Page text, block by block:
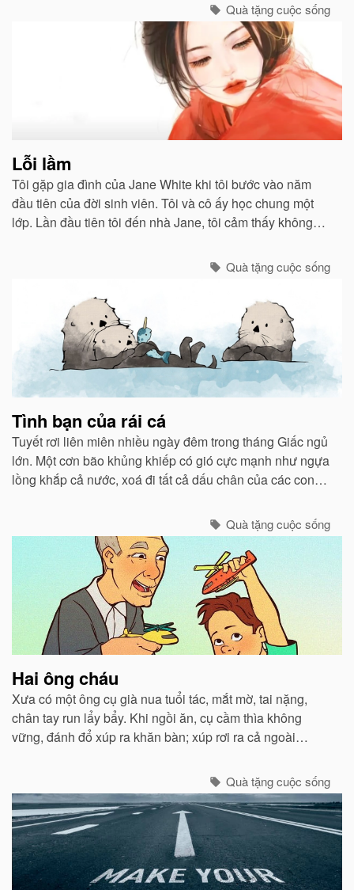
Quà tặng cuộc sống
Lỗi lầm
Tôi gặp gia đình của Jane White khi tôi bước vào năm
đầu tiên của đời sinh viên. Tôi và cô ấy học chung một
lớp. Lần đầu tiên tôi đến nhà Jane, tôi cảm thấy không
Quà tặng cuộc sống
Tình bạn của rái cá
Tuyết rơi liên miên nhiều ngày đêm trong tháng Giấc ngủ
lớn. Một cơn bão khủng khiếp có gió cực mạnh như ngựa
lồng khắp cả nước, xoá đi tất cả dấu chân của các con
Quà tặng cuộc sống
Hai ông cháu
Xưa có một ông cụ già nua tuổi tác, mắt mờ, tai nặng,
chân tay run lẩy bẩy. Khi ngồi ăn, cụ cầm thìa không
vững, đánh đổ xúp ra khăn bàn; xúp rơi ra cả ngoài
Quà tặng cuộc sống